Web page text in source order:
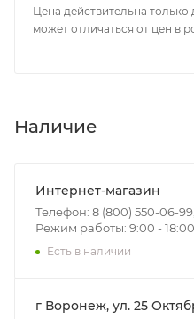
Цена действительна только
может отличаться от цен в
Наличие
Интернет-магазин
Телефон: 8 (800) 550-06-99,
Режим работы: 9:00 - 18:00
Есть в наличии
г Воронеж, ул. 25